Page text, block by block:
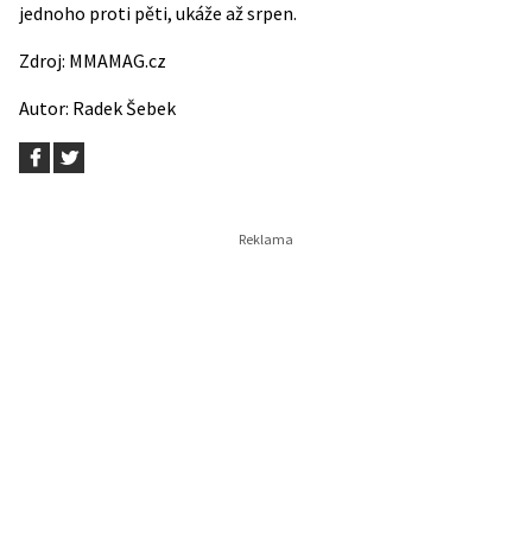
jednoho proti pěti, ukáže až srpen.
Zdroj: MMAMAG.cz
Autor: Radek Šebek